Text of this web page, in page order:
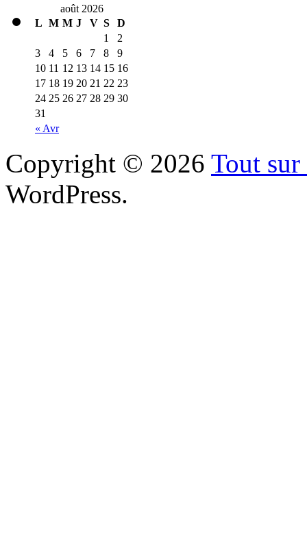
août 2026
L M M J V S D
« Avr
1
2
3
4 5 6 7 8
9
10 11 12 13 14 15 16
17 18 19 20 21 22 23
24 25 26 27 28 29 30
31
Copyright © 2026 Tout
WordPress.